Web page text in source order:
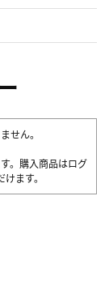
せん。
。購入商品はログ
ます。